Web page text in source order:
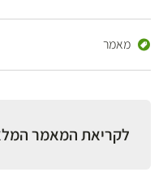
מאמר
לקריאת המאמר